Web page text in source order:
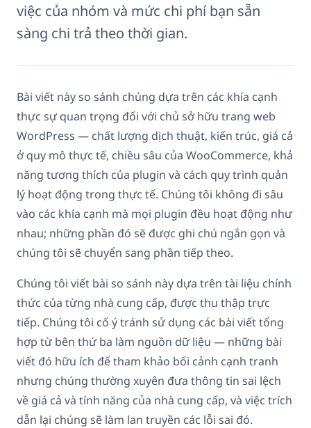
việc của nhóm và mức chi phí bạn sẵn
sàng chi trả theo thời gian.
Bài viết này so sánh chúng dựa trên các khía cạnh
thực sự quan trọng đối với chủ sở hữu trang web
WordPress — chất lượng dịch thuật, kiến trúc, giá cả
ở quy mô thực tế, chiều sâu của WooCommerce, khả
năng tương thích của plugin và cách quy trình quản
lý hoạt động trong thực tế. Chúng tôi không đi sâu
vào các khía cạnh mà mọi plugin đều hoạt động như
nhau; những phần đó sẽ được ghi chú ngắn gọn và
chúng tôi sẽ chuyển sang phần tiếp theo.
Chúng tôi viết bài so sánh này dựa trên tài liệu chính
thức của từng nhà cung cấp, được thu thập trực
tiếp. Chúng tôi cố ý tránh sử dụng các bài viết tổng
hợp từ bên thứ ba làm nguồn dữ liệu — những bài
viết đó hữu ích để tham khảo bối cảnh cạnh tranh
nhưng chúng thường xuyên đưa thông tin sai lệch
về giá cả và tính năng của nhà cung cấp, và việc trích
dẫn lại chúng sẽ làm lan truyền các lỗi sai đó.